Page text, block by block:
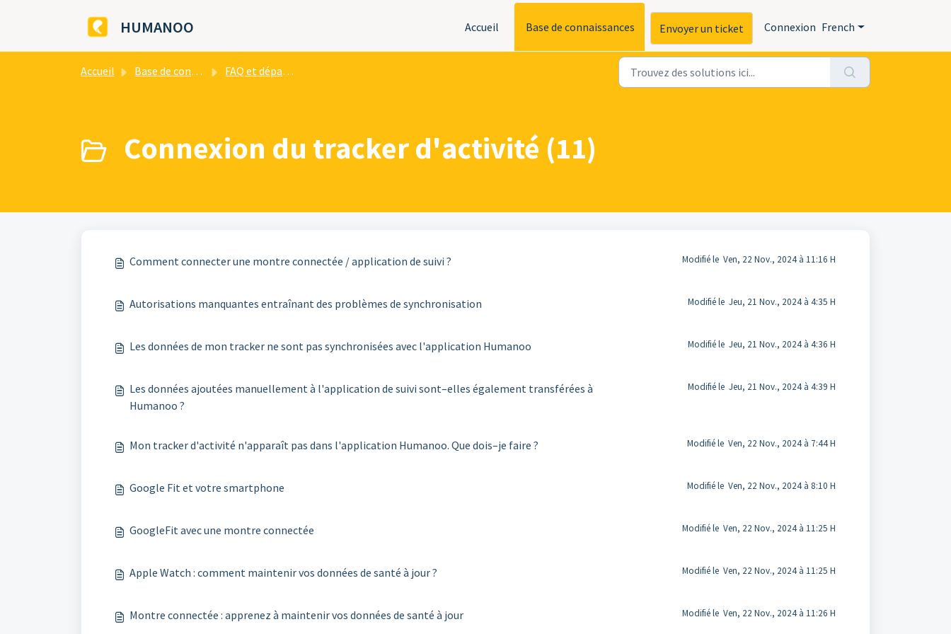
HUMANOO Accueil Base de connaissances Envoyer un ticket Connexion French
Accueil Base de connaissances FAQ et dépannage
Connexion du tracker d'activité (11)
Comment connecter une montre connectée / application de suivi ? Modifié le Ven, 22 Nov., 2024 à 11:16 H
Autorisations manquantes entraînant des problèmes de synchronisation Modifié le Jeu, 21 Nov., 2024 à 4:35 H
Les données de mon tracker ne sont pas synchronisées avec l'application Humanoo Modifié le Jeu, 21 Nov., 2024 à 4:36 H
​Les données ajoutées manuellement à l'application de suivi sont–elles également transférées à
Humanoo ?
Modifié le Jeu, 21 Nov., 2024 à 4:39 H
Mon tracker d'activité n'apparaît pas dans l'application Humanoo. Que dois–je faire ? Modifié le Ven, 22 Nov., 2024 à 7:44 H
Google Fit et votre smartphone Modifié le Ven, 22 Nov., 2024 à 8:10 H
GoogleFit avec une montre connectée Modifié le Ven, 22 Nov., 2024 à 11:25 H
Apple Watch : comment maintenir vos données de santé à jour ? Modifié le Ven, 22 Nov., 2024 à 11:25 H
Montre connectée : apprenez à maintenir vos données de santé à jour Modifié le Ven, 22 Nov., 2024 à 11:26 H